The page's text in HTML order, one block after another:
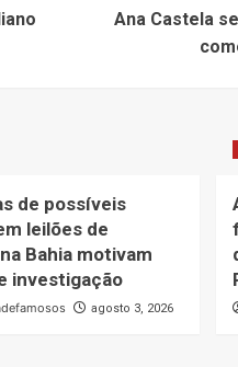
Ana Castela
de possíveis
leilões de
Bahia motivam
investigação
agosto 3, 2026